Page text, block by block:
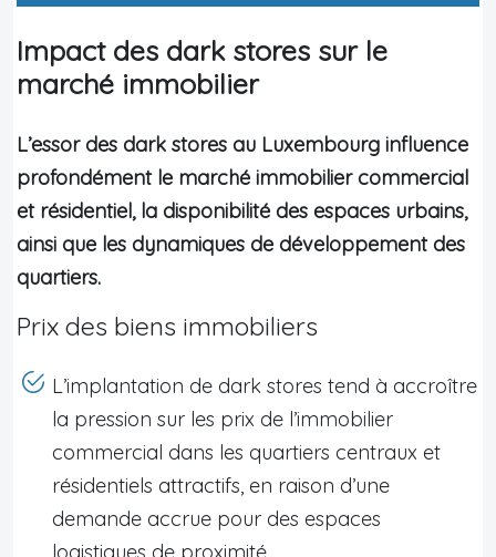
Impact des dark stores sur le
marché immobilier
L’essor des dark stores au Luxembourg influence
profondément le marché immobilier commercial
et résidentiel, la disponibilité des espaces urbains,
ainsi que les dynamiques de développement des
quartiers.
Prix des biens immobiliers
L’implantation de dark stores tend à accroître
la pression sur les prix de l’immobilier
commercial dans les quartiers centraux et
résidentiels attractifs, en raison d’une
demande accrue pour des espaces